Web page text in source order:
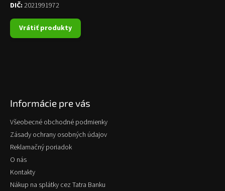
DIČ: 2021991972
Vrátiť produkty
Informácie pre vás
Všeobecné obchodné podmienky
Zásady ochrany osobných údajov
Reklamačný poriadok
O nás
Kontakty
Nákup na splátky cez Tatra Banku